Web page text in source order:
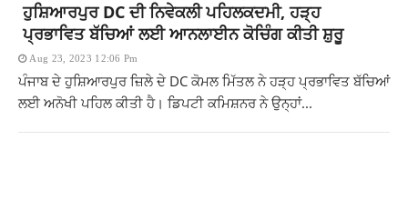
ਹੁਸ਼ਿਆਰਪੁਰ DC ਦੀ ਨਿਵੇਕਲੀ ਪਹਿਲਕਦਮੀ, ਹੜ੍ਹ
ਪ੍ਰਭਾਵਿਤ ਬੱਚਿਆਂ ਲਈ ਆਨਲਾਈਨ ਕੋਚਿੰਗ ਕੀਤੀ ਸ਼ੁਰੂ
Aug 23, 2023 12:06 Pm
ਪੰਜਾਬ ਦੇ ਹੁਸ਼ਿਆਰਪੁਰ ਜ਼ਿਲੇ ਦੇ DC ਕੋਮਲ ਮਿੱਤਲ ਨੇ ਹੜ੍ਹ ਪ੍ਰਭਾਵਿਤ ਬੱਚਿਆਂ
ਲਈ ਅਨੋਖੀ ਪਹਿਲ ਕੀਤੀ ਹੈ। ਡਿਪਟੀ ਕਮਿਸ਼ਨਰ ਨੇ ਉਨ੍ਹਾਂ...